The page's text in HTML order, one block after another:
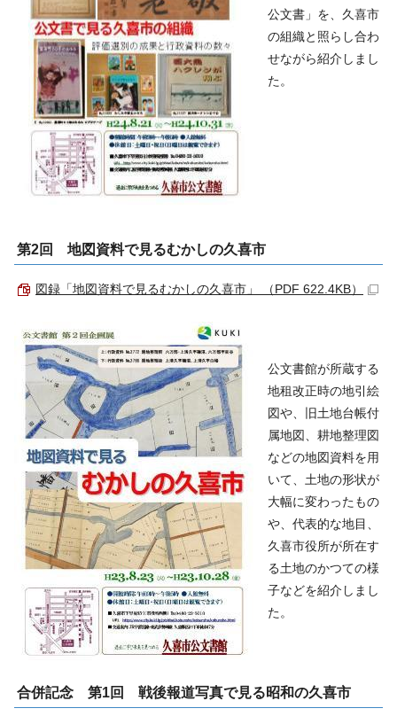
公文書」を、久喜市
の組織と照らし合わ
せながら紹介しまし
た。
第2回 地図資料で見るむかしの久喜市
図録「地図資料で見るむかしの久喜市」 （PDF 622.4KB）
公文書館が所蔵する
地租改正時の地引絵
図や、旧土地台帳付
属地図、耕地整理図
などの地図資料を用
いて、土地の形状が
大幅に変わったもの
や、代表的な地目、
久喜市役所が所在す
る土地のかつての様
子などを紹介しまし
た。
合併記念 第1回 戦後報道写真で見る昭和の久喜市